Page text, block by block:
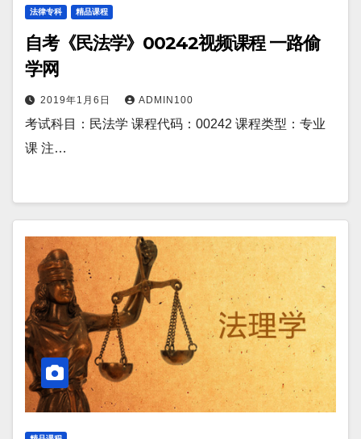
法律专科 精品课程
自考《民法学》00242视频课程 一路偷
学网
2019年1月6日 ADMIN100
考试科目：民法学 课程代码：00242 课程类型：专业
课 注…